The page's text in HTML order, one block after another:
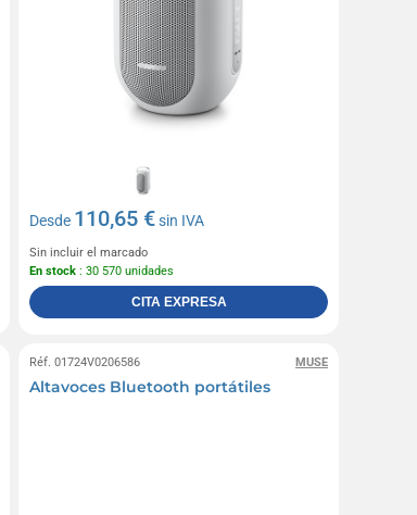
Desde 110,65 €sin IVA
Sin incluir el marcado
En stock : 30 570 unidades
CITA EXPRESA
MUSE
Réf. 01724V0206586
Altavoces Bluetooth portátiles